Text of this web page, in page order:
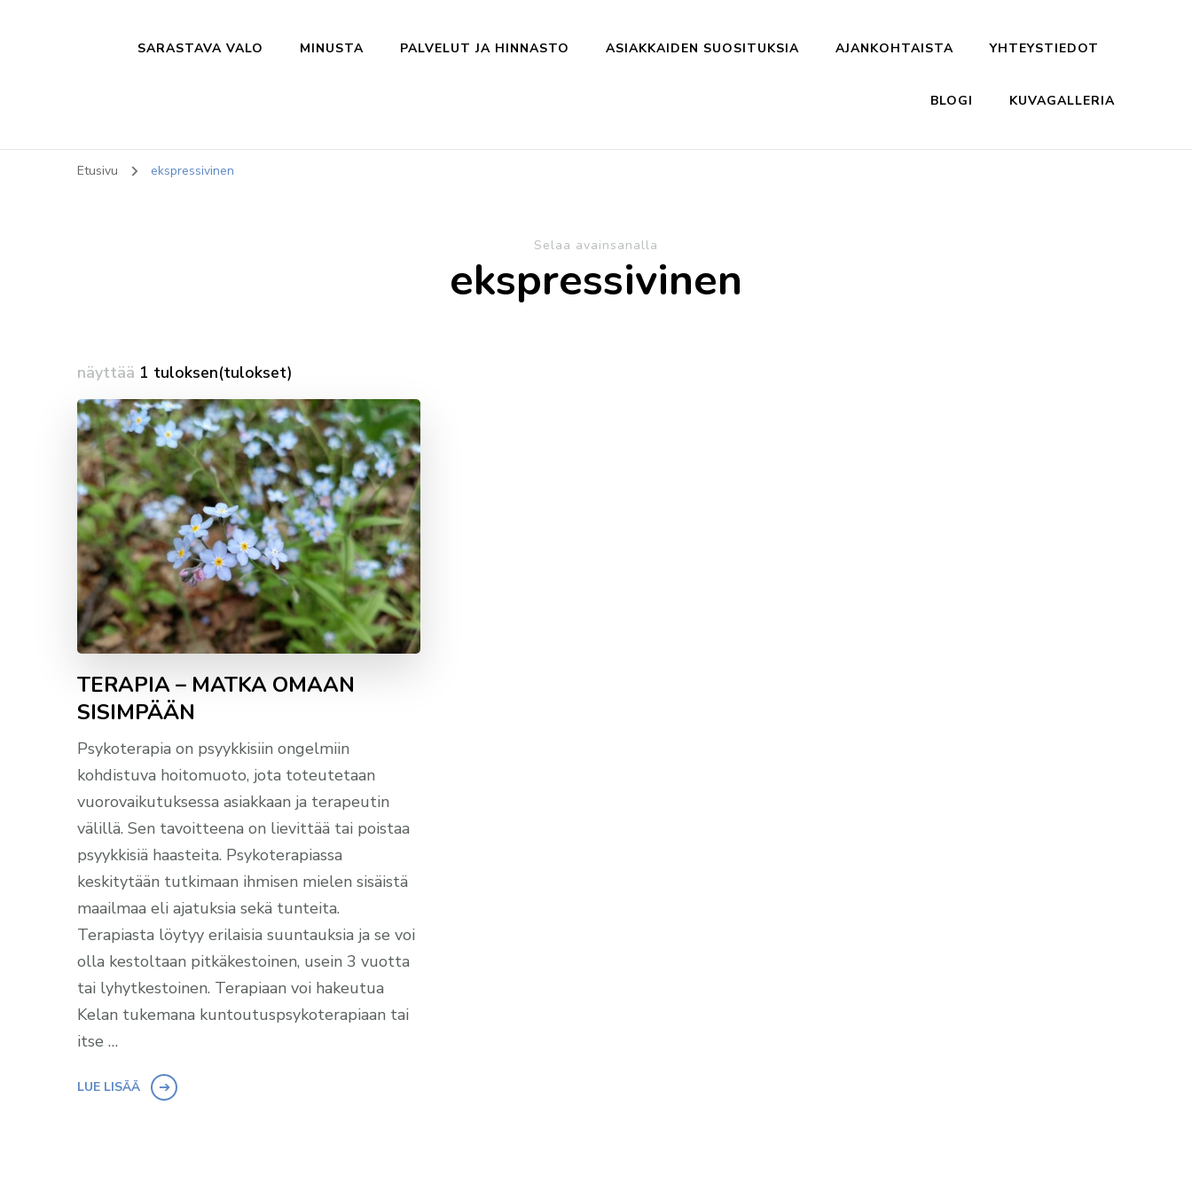
SARASTAVA VALO
MINUSTA PALVELUT JA HINNASTO ASIAKKAIDEN SUOSITUKSIA AJANKOHTAISTA YHTEYSTIEDOT
BLOGI KUVAGALLERIA
Etusivu ekspressivinen
Selaa avainsanalla
ekspressivinen
näyttää 1 tuloksen(tulokset)
TERAPIA – MATKA OMAAN
SISIMPÄÄN
Psykoterapia on psyykkisiin ongelmiin
kohdistuva hoitomuoto, jota toteutetaan
vuorovaikutuksessa asiakkaan ja terapeutin
välillä. Sen tavoitteena on lievittää tai poistaa
psyykkisiä haasteita. Psykoterapiassa
keskitytään tutkimaan ihmisen mielen sisäistä
maailmaa eli ajatuksia sekä tunteita.
Terapiasta löytyy erilaisia suuntauksia ja se voi
olla kestoltaan pitkäkestoinen, usein 3 vuotta
tai lyhytkestoinen. Terapiaan voi hakeutua
Kelan tukemana kuntoutuspsykoterapiaan tai
itse …
LUE LISÄÄ